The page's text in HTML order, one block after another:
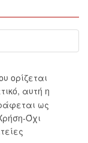
ορίζεται
αυτή η
ως
Όχι